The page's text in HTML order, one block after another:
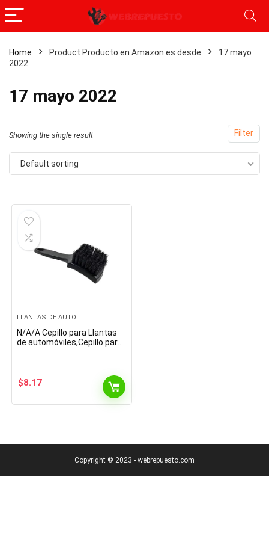
Home Product Producto en Amazon.es desde
17 mayo
2022
17 mayo 2022
Filter
Showing the single result
Default sorting
LLANTAS DE AUTO
N/A/A Cepillo para Llantas
de automóviles,Cepillo para
$8.17
Copyright © 2023 - webrepuesto.com